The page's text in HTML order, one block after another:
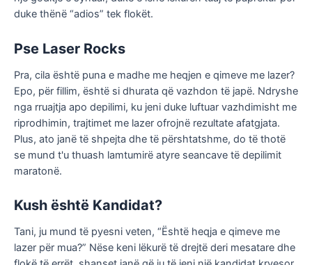
duke thënë “adios” tek flokët.
Pse Laser Rocks
Pra, cila është puna e madhe me heqjen e qimeve me lazer?
Epo, për fillim, është si dhurata që vazhdon të japë. Ndryshe
nga rruajtja apo depilimi, ku jeni duke luftuar vazhdimisht me
riprodhimin, trajtimet me lazer ofrojnë rezultate afatgjata.
Plus, ato janë të shpejta dhe të përshtatshme, do të thotë
se mund t'u thuash lamtumirë atyre seancave të depilimit
maratonë.
Kush është Kandidat?
Tani, ju mund të pyesni veten, “Është heqja e qimeve me
lazer për mua?” Nëse keni lëkurë të drejtë deri mesatare dhe